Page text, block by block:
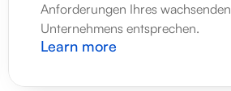
Anforderungen Ihres wachsenden
Unternehmens entsprechen.
Learn more